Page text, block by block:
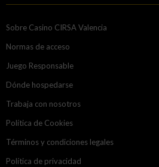
Sobre Casino CIRSA Valencia
Normas de acceso
Juego Responsable
Dónde hospedarse
Trabaja con nosotros
Política de Cookies
Términos y condiciones legales
Política de privacidad